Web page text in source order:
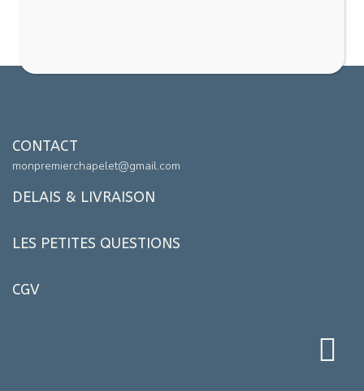
CONTACT
monpremierchapelet@gmail.com
DELAIS & LIVRAISON
LES PETITES QUESTIONS
CGV